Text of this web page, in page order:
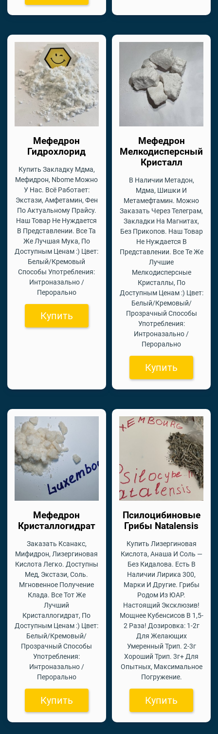
Мефедрон
Гидрохлорид
Купить Закладку Мдма,
Мефидрон, Nbome Можно
У Нас. Всё Работает:
Экстази, Амфетамин, Фен
По Актуальному Прайсу.
Наш Товар Не Нуждается
В Представлении. Все Та
Же Лучшая Мука, По
Доступным Ценам :) Цвет:
Белый/Кремовый
Способы Употребления:
Интроназально /
Перорально
Купить
Мефедрон
Мелкодисперсный
Кристалл
В Наличии Метадон,
Мдма, Шишки И
Метамефтамин. Можно
Заказать Через Телеграм,
Закладки На Магнитах,
Без Прикопов. Наш Товар
Не Нуждается В
Представлении. Все Те Же
Лучшие
Мелкодисперсные
Кристаллы, По
Доступным Ценам :) Цвет:
Белый/Кремовый/
Прозрачный Способы
Употребления:
Интроназально /
Перорально
Купить
Мефедрон
Кристаллогидрат
Заказать Ксанакс,
Мифидрон, Лизергиновая
Кислота Легко. Доступны
Мед, Экстази, Соль.
Мгновенное Получение
Клада. Все Тот Же
Лучший
Кристаллогидрат, По
Доступным Ценам :) Цвет:
Белый/Кремовый/
Прозрачный Способы
Употребления:
Интроназально /
Перорально
Купить
Псилоцибиновые
Грибы Natalensis
Купить Лизергиновая
Кислота, Анаша И Соль —
Без Кидалова. Есть В
Наличии Лирика 300,
Марки И Другие. Грибы
Родом Из ЮАР.
Настоящий Эксклюзив!
Мощнее Кубенсисов В 1,5-
2 Раза! Дозировка: 1-2г
Для Желающих
Умеренный Трип. 2-3г
Хороший Трип. 3г+ Для
Опытных, Максимальное
Погружение.
Купить